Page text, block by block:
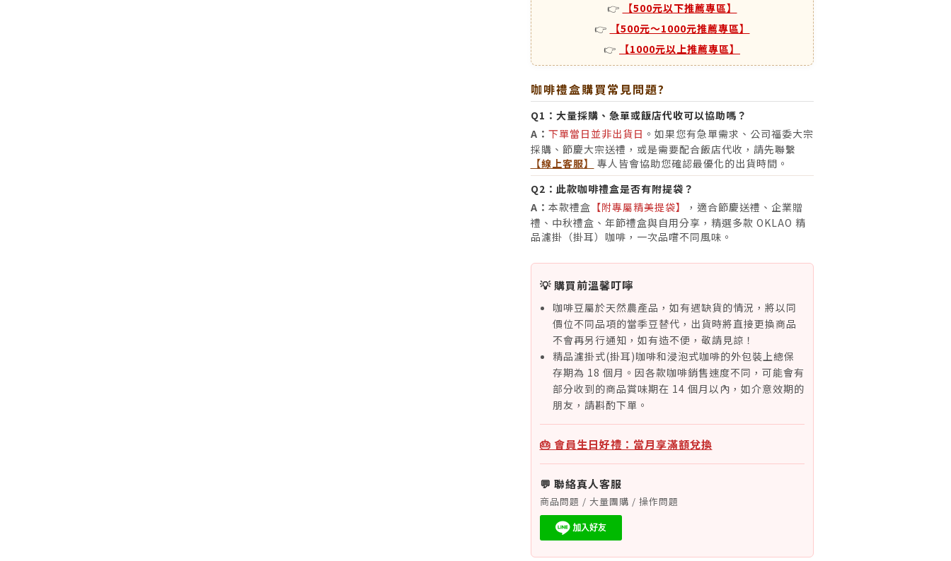
👉
【500元以下推薦專區】
👉
【500元～1000元推薦專區】
👉
【1000元以上推薦專區】
咖啡禮盒購買常見問題?
Q1： 大量採購、急單或飯店代收可以協助嗎？
A： 下單當日並非出貨日 。如果您有急單需求、公司福委大宗
採購、節慶大宗送禮，或是需要配合飯店代收，請先聯繫
【線上客服】
專人皆會協助您確認最優化的出貨時間。
Q2： 此款咖啡禮盒是否有附提袋？
A： 本款禮盒 【附專屬精美提袋】
，適合節慶送禮、企業贈
禮、中秋禮盒、年節禮盒與自用分享，精選多款 OKLAO 精
品濾掛（掛耳）咖啡，一次品嚐不同風味。
💡 購買前溫馨叮嚀
咖啡豆屬於天然農產品，如有遇缺貨的情況，將以同
價位不同品項的當季豆替代，出貨時將直接更換商品
不會再另行通知，如有造不便，敬請見諒！
精品濾掛式(掛耳)咖啡和浸泡式咖啡的外包裝上總保
存期為 18 個月。因各款咖啡銷售速度不同，可能會有
部分收到的商品賞味期在 14 個月以內，如介意效期的
朋友，請斟酌下單。
🎂 會員生日好禮：當月享滿額兌換
💬 聯絡真人客服
商品問題 / 大量團購 / 操作問題